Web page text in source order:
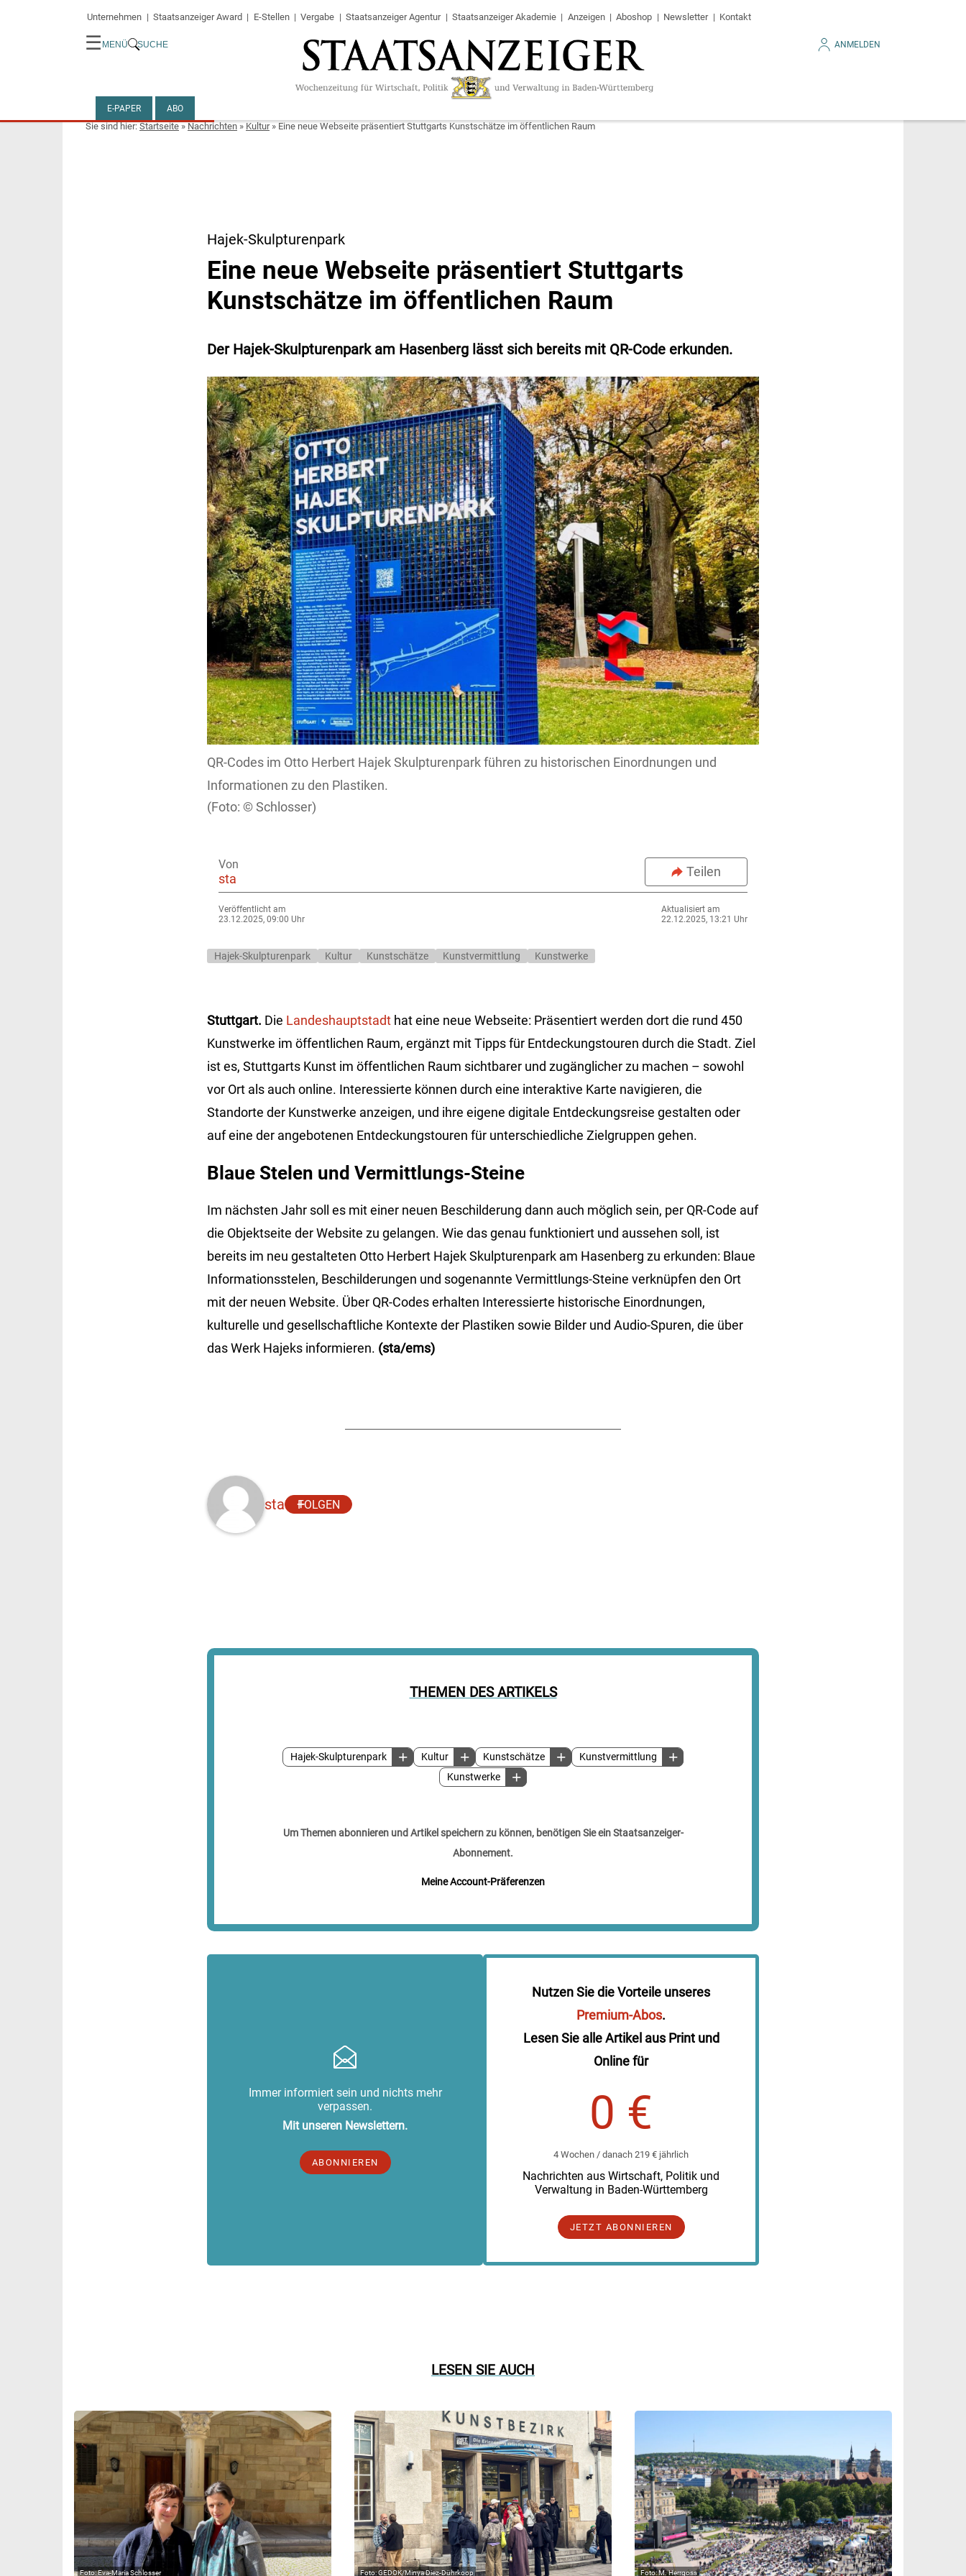
Unternehmen Staatsanzeiger Award E-Stellen Vergabe Staatsanzeiger Agentur Staatsanzeiger Akademie Anzeigen Aboshop Newsletter Kontakt
☰ MENÜ SUCHE ANMELDEN
E-PAPER ABO
Startseite»Nachrichten » Kultur» Eine neue Webseite präsentiert Stuttgarts Kunstschätze im öffentlichen Raum
THEMEN DES ARTIKELS
Hajek-Skulpturenpark Kultur Kunstschätze
Kunstvermittlung
Kunstwerke
Um Themen abonnieren und Artikel speichern zu können, benötigen Sie ein Staatsanzeiger-
Abonnement.
Meine Account-Präferenzen
Hajek-Skulpturenpark
Eine neue Webseite präsentiert Stuttgarts
Kunstschätze im öffentlichen Raum
Der Hajek-Skulpturenpark am Hasenberg lässt sich bereits mit QR-Code erkunden.
QR-Codes im Otto Herbert Hajek Skulpturenpark führen zu historischen Einordnungen und
Informationen zu den Plastiken.
Schlosser)
Von
sta Teilen
Veröffentlicht am
23.12.2025, 09:00 Uhr
Aktualisiert am
22.12.2025, 13:21 Uhr
Hajek-Skulpturenpark Kultur Kunstschätze Kunstvermittlung Kunstwerke
Stuttgart. Die Landeshauptstadt hat eine neue Webseite: Präsentiert werden dort die rund 450
Kunstwerke im öffentlichen Raum, ergänzt mit Tipps für Entdeckungstouren durch die Stadt. Ziel
ist es, Stuttgarts Kunst im öffentlichen Raum sichtbarer und zugänglicher zu machen – sowohl
vor Ort als auch online. Interessierte können durch eine interaktive Karte navigieren, die
Standorte der Kunstwerke anzeigen, und ihre eigene digitale Entdeckungsreise gestalten oder
auf eine der angebotenen Entdeckungstouren für unterschiedliche Zielgruppen gehen.
Blaue Stelen und Vermittlungs-Steine
Im nächsten Jahr soll es mit einer neuen Beschilderung dann auch möglich sein, per QR-Code auf
die Objektseite der Website zu gelangen. Wie das genau funktioniert und aussehen soll, ist
bereits im neu gestalteten Otto Herbert Hajek Skulpturenpark am Hasenberg zu erkunden: Blaue
Informationsstelen, Beschilderungen und sogenannte Vermittlungs-Steine verknüpfen den Ort
mit der neuen Website. Über QR-Codes erhalten Interessierte historische Einordnungen,
kulturelle und gesellschaftliche Kontexte der Plastiken sowie Bilder und Audio-Spuren, die über
das Werk Hajeks informieren. (sta/ems)
sta FOLGEN
Immer informiert sein und nichts mehr
verpassen.
Mit unseren Newslettern.
ABONNIEREN
Nutzen Sie die Vorteile unseres
Premium-Abos.
Lesen Sie alle Artikel aus Print und
Online für
0 €
4 Wochen / danach 219 € jährlich
Nachrichten aus Wirtschaft, Politik und
Verwaltung in Baden-Württemberg
JETZT ABONNIEREN
LESEN SIE AUCH
Eva-Maria Schlosser GEDOK/Minya Diez-Dührkoop M. Herrgoss